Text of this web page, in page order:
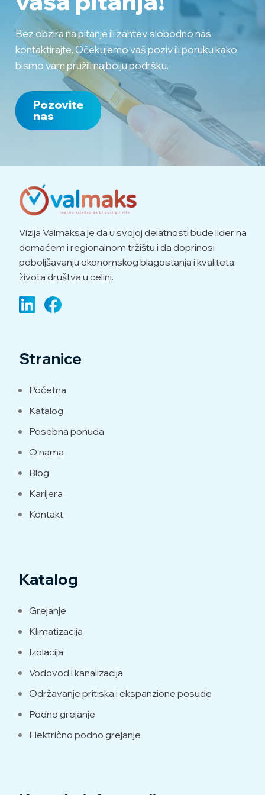
Bez obzira na pitanje ili zahtev, slobodno nas
kontaktirajte. Očekujemo vaš poziv ili poruku kako
bismo vam pružili najbolju podršku.
Pozovite
nas
Vizija Valmaksa je da u svojoj delatnosti bude lider na
domaćem i regionalnom tržištu i da doprinosi
poboljšavanju ekonomskog blagostanja i kvaliteta
života društva u celini.
Stranice
Početna
Katalog
Posebna ponuda
O nama
Blog
Karijera
Kontakt
Katalog
Grejanje
Klimatizacija
Izolacija
Vodovod i kanalizacija
Održavanje pritiska i ekspanzione posude
Podno grejanje
Električno podno grejanje